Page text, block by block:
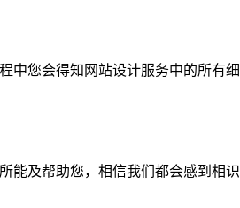
中您会得知网站设计服务中的所有
能及帮助您，相信我们都会感到相